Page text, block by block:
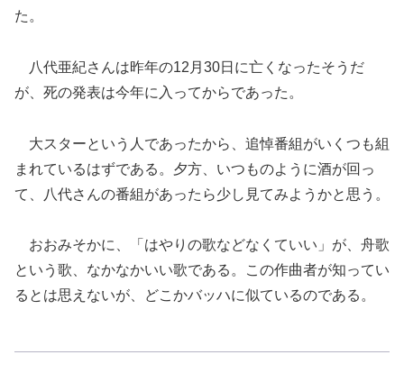
た。
八代亜紀さんは昨年の12月30日に亡くなったそうだ
が、死の発表は今年に入ってからであった。
大スターという人であったから、追悼番組がいくつも組
まれているはずである。夕方、いつものように酒が回っ
て、八代さんの番組があったら少し見てみようかと思う。
おおみそかに、「はやりの歌などなくていい」が、舟歌
という歌、なかなかいい歌である。この作曲者が知ってい
るとは思えないが、どこかバッハに似ているのである。